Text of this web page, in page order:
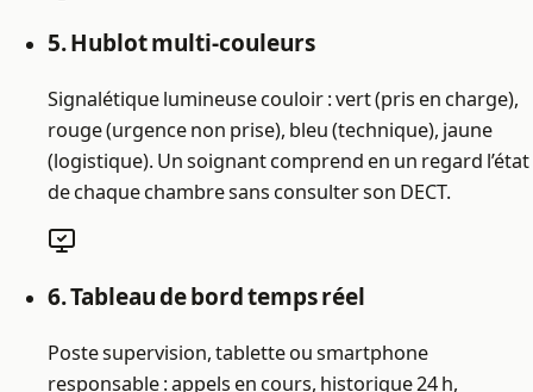
5. Hublot multi-couleurs
Signalétique lumineuse couloir : vert (pris en charge),
rouge (urgence non prise), bleu (technique), jaune
(logistique). Un soignant comprend en un regard l’état
de chaque chambre sans consulter son DECT.
6. Tableau de bord temps réel
Poste supervision, tablette ou smartphone
responsable : appels en cours, historique 24 h,